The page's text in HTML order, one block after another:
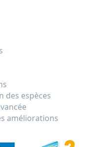
des espèces
améliorations